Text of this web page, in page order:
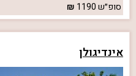
סופ״ש1190
אינדיגולן